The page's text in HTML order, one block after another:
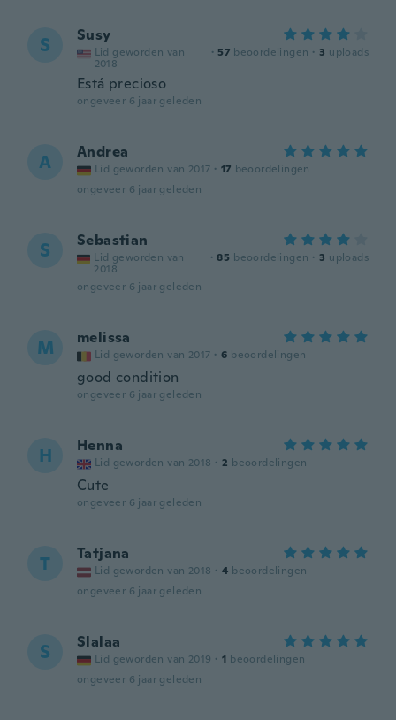
S Susy
Lid geworden van
2018
· 57 beoordelingen · 3 uploads
Está precioso
ongeveer 6 jaar geleden
A Andrea
Lid geworden van 2017 · 17 beoordelingen
ongeveer 6 jaar geleden
S Sebastian
Lid geworden van
2018
· 85 beoordelingen · 3 uploads
ongeveer 6 jaar geleden
M melissa
Lid geworden van 2017 · 6 beoordelingen
good condition
ongeveer 6 jaar geleden
H Henna
Lid geworden van 2018 · 2 beoordelingen
Cute
ongeveer 6 jaar geleden
T Tatjana
Lid geworden van 2018 · 4 beoordelingen
ongeveer 6 jaar geleden
S Slalaa
Lid geworden van 2019 · 1 beoordelingen
ongeveer 6 jaar geleden